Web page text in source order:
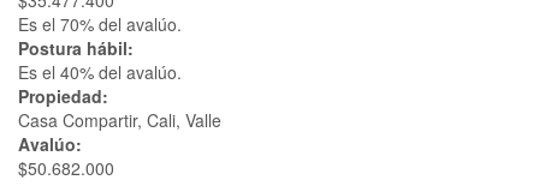
Es el 70% del avalúo.
Postura hábil:
Es el 40% del avalúo.
Propiedad:
Casa Compartir, Cali, Valle
Avalúo:
$50.682.000